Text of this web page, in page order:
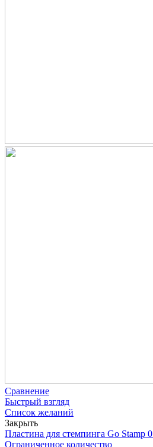
Сравнение
Быстрый взгляд
Список желаний
Закрыть
Пластина для стемпинга Go Stamp
Ограниченное количество